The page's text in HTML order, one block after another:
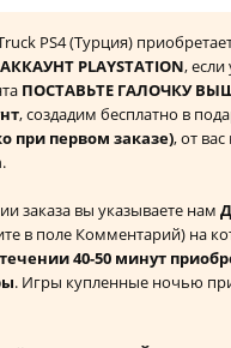
PS4 (Турция)
PLAYSTATION, если
ПОСТАВЬТЕ ГАЛОЧКУ
, создадим бесплатно в
при первом заказе), от
.
заказа вы указываете нам
в поле Комментарий) на
40-50 минут
. Игры купленные ночью